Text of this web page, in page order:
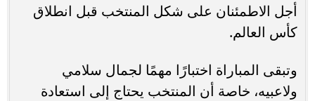
أجل الاطمئنان على شكل المنتخب قبل انطلاق
كأس العالم.
وتبقى المباراة اختبارًا مهمًا لجمال سلامي
ولاعبيه، خاصة أن المنتخب يحتاج إلى استعادة